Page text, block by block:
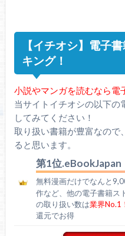
【イチオシ】電子
キング！
小説やマンガを読むなら電
当サイトイチオシの以下の
してみてください！
取り扱い書籍が豊富なので
ると思います。
第1位.eBookJapan
無料漫画だけでなんと
作など、他の電子書籍ス
の取り扱い数は業界No.1
還元でお得